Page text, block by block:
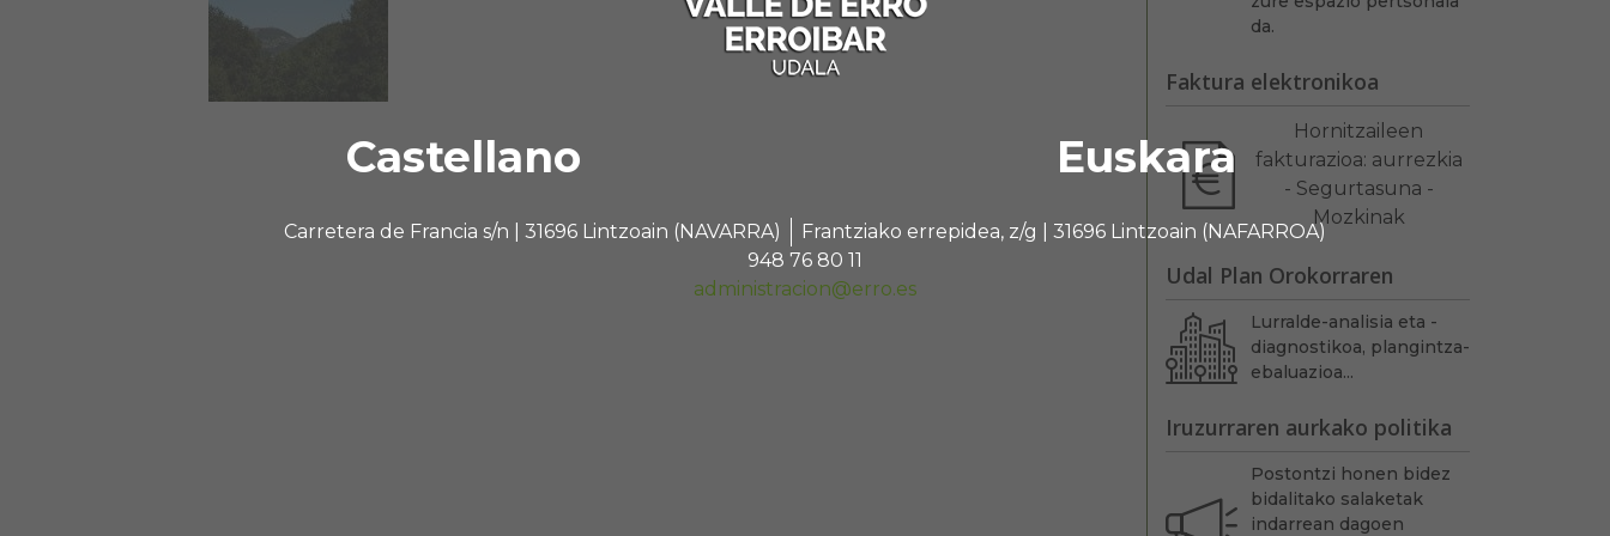
Castellano Euskara
Carretera de Francia s/n | 31696 Lintzoain (NAVARRA)
Frantziako errepidea, z/g | 31696 Lintzoain (NAFARROA)
948 76 80 11
administracion@erro.es
da.
Faktura elektronikoa
Hornitzaileen
fakturazioa: aurrezkia
- Segurtasuna -
Mozkinak
Udal Plan Orokorraren
Lurralde-analisia eta -
diagnostikoa, plangintza-
ebaluazioa...
Iruzurraren aurkako politika
Postontzi honen bidez
bidalitako salaketak
indarrean dagoen